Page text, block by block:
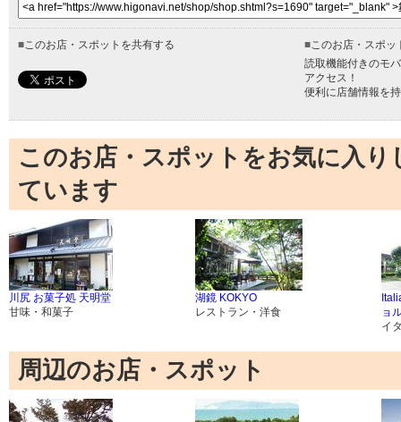
■ このお店・スポットを共有する ■ このお店・スポ
読取機能付きのモ
アクセス！
便利に店舗情報を
このお店・スポットをお気に入
ています
川尻 お菓子処 天明堂
甘味・和菓子
湖鏡 KOKYO
レストラン・洋食
ョ
イ
周辺のお店・スポット